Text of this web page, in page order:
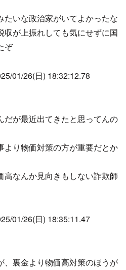
たいな政治家がいてよかったな
収が上振れしても気にせずに国
ぞ
01/26(日) 18:32:12.78
だが最近出てきたと思ってんの
より物価対策の方が重要だとか
高なんか見向きもしない詐欺師
01/26(日) 18:35:11.47
、裏金より物価高対策のほうが